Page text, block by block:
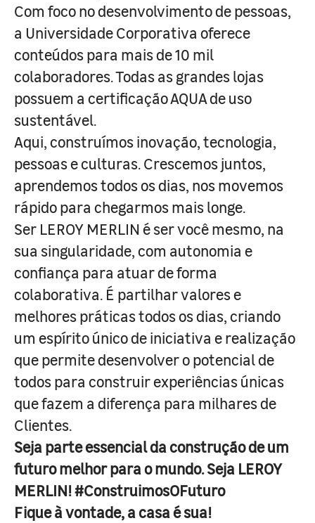
Com foco no desenvolvimento de pessoas,
a Universidade Corporativa oferece
conteúdos para mais de 10 mil
colaboradores. Todas as grandes lojas
possuem a certificação AQUA de uso
sustentável.
Aqui, construímos inovação, tecnologia,
pessoas e culturas. Crescemos juntos,
aprendemos todos os dias, nos movemos
rápido para chegarmos mais longe.
Ser LEROY MERLIN é ser você mesmo, na
sua singularidade, com autonomia e
confiança para atuar de forma
colaborativa. É partilhar valores e
melhores práticas todos os dias, criando
um espírito único de iniciativa e realização
que permite desenvolver o potencial de
todos para construir experiências únicas
que fazem a diferença para milhares de
Clientes.
Seja parte essencial da construção de um
futuro melhor para o mundo. Seja LEROY
MERLIN! #ConstruimosOFuturo
Fique à vontade, a casa é sua!